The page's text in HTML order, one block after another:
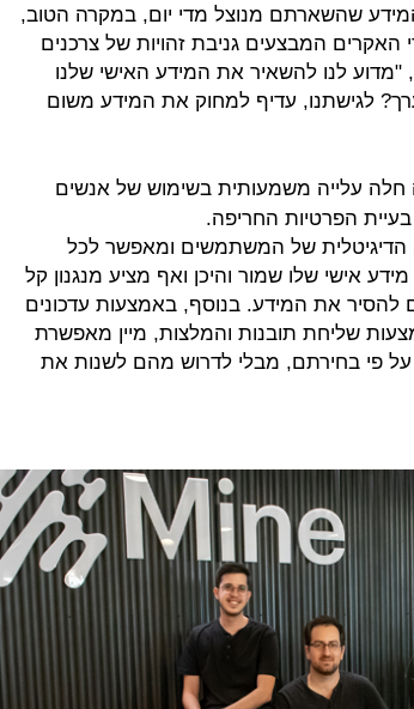
שהשארתם מנוצל מדי יום, במקרה הטוב,
האקרים המבצעים גניבת זהויות של צרכנים
"מדוע לנו להשאיר את המידע האישי שלנו
לגישתנו, עדיף למחוק את המידע משום
חלה עלייה משמעותית בשימוש של אנשים
הפרטיות החריפה.
של המשתמשים ומאפשר לכל
אישי שלו שמור והיכן ואף מציע מנגנון קל
להסיר את המידע. בנוסף, באמצעות עדכונים
שליחת תובנות והמלצות, מיין מאפשרת
פי בחירתם, מבלי לדרוש מהם לשנות את